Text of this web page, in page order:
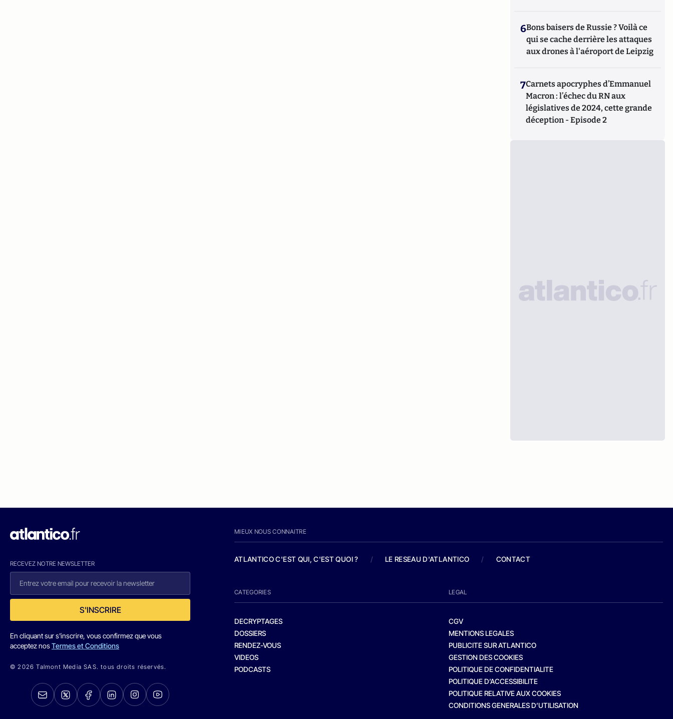
6Bons baisers de Russie ? Voilà ce
qui se cache derrière les attaques
aux drones à l'aéroport de Leipzig
7Carnets apocryphes d’Emmanuel
Macron : l’échec du RN aux
législatives de 2024, cette grande
déception - Episode 2
RECEVEZ NOTRE NEWSLETTER
S'INSCRIRE
En cliquant sur s'inscrire, vous confirmez que vous
acceptez nosTermes et Conditions
© 2026 Talmont Media SAS. tous droits réservés.
MIEUX NOUS CONNAITRE
ATLANTICO C'EST QUI, C'EST QUOI ? / LE RESEAU D'ATLANTICO / CONTACT
CATEGORIES
DECRYPTAGES
DOSSIERS
RENDEZ-VOUS
VIDEOS
PODCASTS
LEGAL
CGV
MENTIONS LEGALES
PUBLICITE SUR ATLANTICO
GESTION DES COOKIES
POLITIQUE DE CONFIDENTIALITE
POLITIQUE D’ACCESSIBILITE
POLITIQUE RELATIVE AUX COOKIES
CONDITIONS GENERALES D’UTILISATION